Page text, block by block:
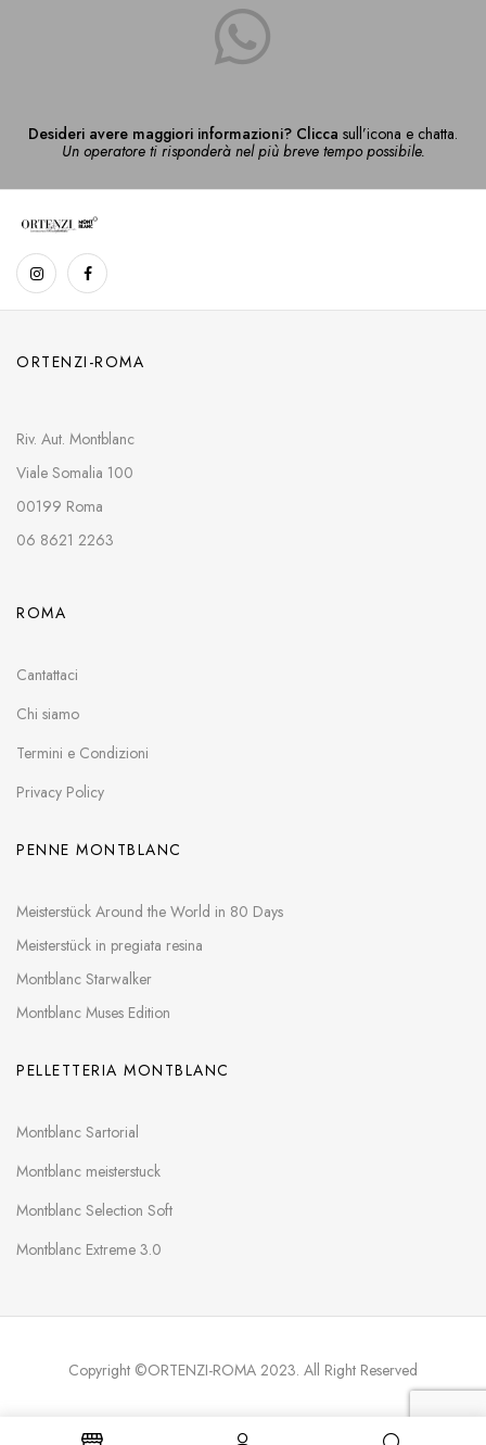
Desideri avere maggiori informazioni? Clicca sull’icona e chatta.
Un operatore ti risponderà nel più breve tempo possibile.
ORTENZI-ROMA
Riv. Aut. Montblanc
Viale Somalia 100
00199 Roma
06 8621 2263
ROMA
Cantattaci
Chi siamo
Termini e Condizioni
Privacy Policy
PENNE MONTBLANC
Meisterstück Around the World in 80 Days
Meisterstück in pregiata resina
Montblanc Starwalker
Montblanc Muses Edition
PELLETTERIA MONTBLANC
Montblanc Sartorial
Montblanc meisterstuck
Montblanc Selection Soft
Montblanc Extreme 3.0
Copyright ©ORTENZI-ROMA 2023. All Right Reserved